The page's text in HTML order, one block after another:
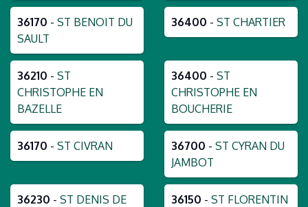
36170 - ST BENOIT DU
SAULT
36400 - ST CHARTIER
36210 - ST
CHRISTOPHE EN
BAZELLE
36400 - ST
CHRISTOPHE EN
BOUCHERIE
36170 - ST CIVRAN 36700 - ST CYRAN DU
JAMBOT
36230 - ST DENIS DE
36150 - ST FLORENTIN